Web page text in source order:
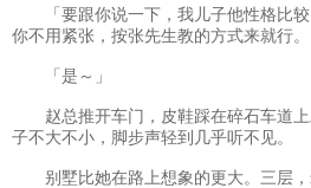
「要跟你说一下，我儿子他性格比
你不用紧张，按张先生教的方式来就行。
「是～」
赵总推开车门，皮鞋踩在碎石车道上
子不大不小，脚步声轻到几乎听不见。
别墅比她在路上想象的更大。三层，